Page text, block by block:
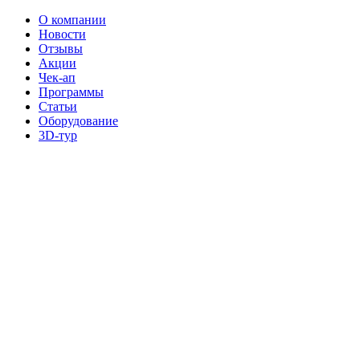
О компании
Новости
Отзывы
Акции
Чек-ап
Программы
Статьи
Оборудование
3D-тур